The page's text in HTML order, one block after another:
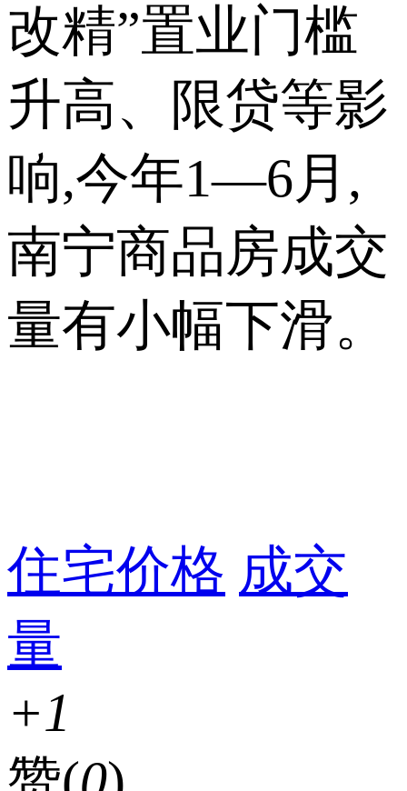
改精”置业门槛
升高、限贷等影
响,今年1—6月,
南宁商品房成交
量有小幅下滑。
住宅价格 成交
量
+1